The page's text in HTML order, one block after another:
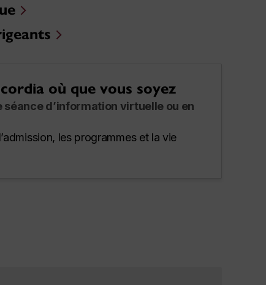
où que vous soyez
d’information virtuelle ou en
les programmes et la vie